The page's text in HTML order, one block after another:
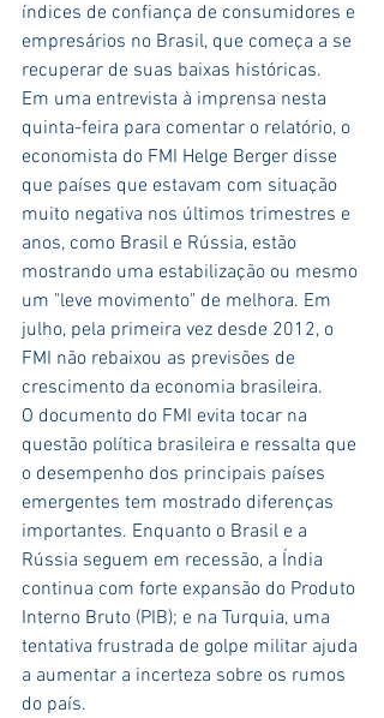
índices de confiança de consumidores e
empresários no Brasil, que começa a se
recuperar de suas baixas históricas.
Em uma entrevista à imprensa nesta
quinta-feira para comentar o relatório, o
economista do FMI Helge Berger disse
que países que estavam com situação
muito negativa nos últimos trimestres e
anos, como Brasil e Rússia, estão
mostrando uma estabilização ou mesmo
um "leve movimento" de melhora. Em
julho, pela primeira vez desde 2012, o
FMI não rebaixou as previsões de
crescimento da economia brasileira.
O documento do FMI evita tocar na
questão política brasileira e ressalta que
o desempenho dos principais países
emergentes tem mostrado diferenças
importantes. Enquanto o Brasil e a
Rússia seguem em recessão, a Índia
continua com forte expansão do Produto
Interno Bruto (PIB); e na Turquia, uma
tentativa frustrada de golpe militar ajuda
a aumentar a incerteza sobre os rumos
do país.